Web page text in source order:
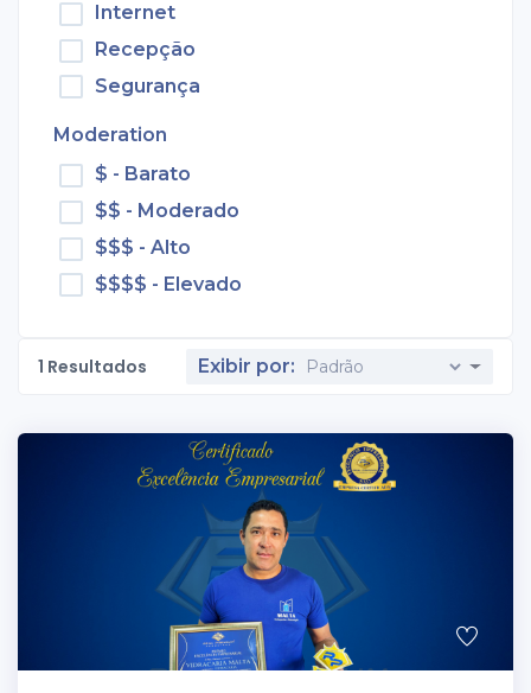
Internet
Recepção
Segurança
Moderation
$ - Barato
$$ - Moderado
$$$ - Alto
$$$$ - Elevado
1 Resultados Exibir por: